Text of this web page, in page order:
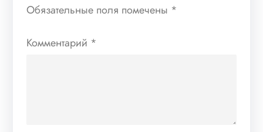
Обязательные поля помечены *
Комментарий *